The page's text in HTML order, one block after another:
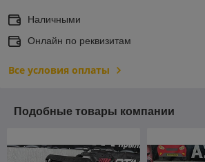
Наличными
Онлайн по реквизитам
Все условия оплаты
Подобные товары компании